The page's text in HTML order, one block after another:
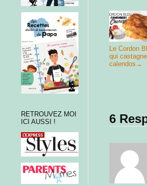
Le Cordon
qui
calendos →
6
RETROUVEZ MOI
ICI AUSSI !